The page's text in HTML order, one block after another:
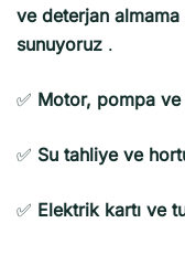
ve deterjan
sunuyoruz .
✅ Motor, pompa ve
✅ Su tahliye ve
✅ Elektrik kartı ve